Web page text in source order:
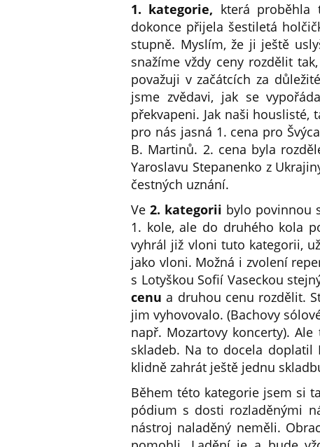
1. kategorie, která proběhla
dokonce přijela šestiletá
stupně. Myslím, že ji ještě
snažíme vždy ceny rozdělit
považuji v začátcích za
jsme zvědavi, jak se
překvapeni. Jak naši houslisté,
pro nás jasná 1. cena pro
B. Martinů. 2. cena byla
Yaroslavu Stepanenko z
čestných uznání.
Ve 2. kategorii bylo povinnou
1. kole, ale do druhého kola
vyhrál již vloni tuto kategorii,
jako vloni. Možná i zvolení
s Lotyškou Sofií Vaseckou
cenu a druhou cenu rozdělit.
jim vyhovovalo. (Bachovy
např. Mozartovy koncerty).
skladeb. Na to docela
klidně zahrát ještě jednu
Během této kategorie jsem si
pódium s dosti rozladěnými
nástroj naladěný neměli.